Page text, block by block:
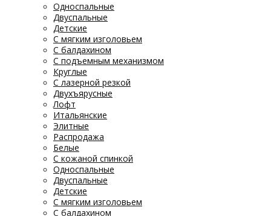
Односпальные
Двуспальные
Детские
С мягким изголовьем
С балдахином
С подъемным механизмом
Круглые
С лазерной резкой
Двухъярусные
Лофт
Итальянские
Элитные
Распродажа
Белые
С кожаной спинкой
Односпальные
Двуспальные
Детские
С мягким изголовьем
С балдахином